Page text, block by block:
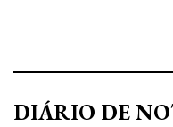
DIÁRIO DE